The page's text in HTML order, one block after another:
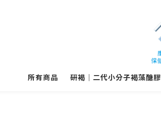
所有商品 研褐｜二代小分子褐藻醣膠